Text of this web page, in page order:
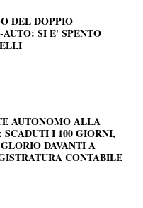
DEL DOPPIO
AUTO: SI E' SPENTO
AUTONOMO ALLA
I 100 GIORNI,
DAVANTI A
CONTABILE